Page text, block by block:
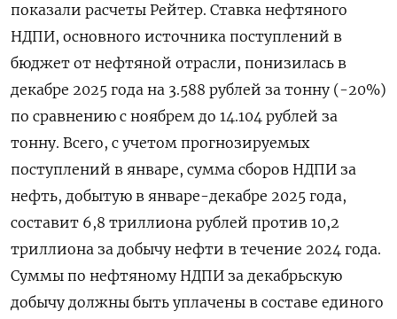
показали расчеты Рейтер. Ставка нефтяного
НДПИ, основного источника поступлений ⁠в
бюджет от нефтяной отрасли, понизилась в
декабре 2025 года на 3.588 рублей за тонну (-20%)
по сравнению с ноябрем до 14.104 рублей за
тонну. Всего, с учетом прогнозируемых
поступлений в январе, сумма сборов НДПИ за
нефть, добытую в январе-декабре 2025 года,
составит 6,8 триллиона рублей ⁠против 10,2
триллиона за добычу нефти ​в течение 2024 года.
Суммы по нефтяному НДПИ за декабрьскую
добычу должны ⁠быть уплачены в составе единого